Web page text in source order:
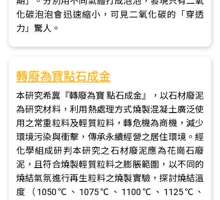
化碳泡泡會迅速縮小，可見二氧化碳的「穿透
力」驚人。
轉廢為寶點石成金
本研究希冀『轉廢為寶 點石成金』，以石材廢泥
為研究材料，利用熱處理方式燒製混凝土廣泛使
用之常重粒料及輕質粒料，轉危機為商機，減少
環境污染與衝擊，傳承永續經營之居住環境。經
化學組成研判本研究之石材廢泥應為花崗石廢
泥，且符合燒製輕質粒料之膨脹範圍，以不同的
燒結氣氛進行再生粒料之燒製實驗，探討燒結溫
度（1050℃、1075℃、1100℃、1125℃、